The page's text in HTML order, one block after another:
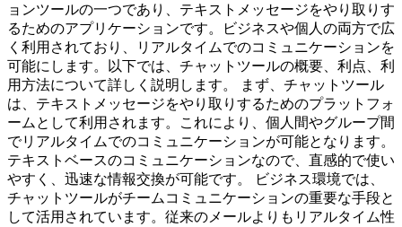
ョンツールの一つであり、テキストメッセージをやり取りす
るためのアプリケーションです。ビジネスや個人の両方で広
く利用されており、リアルタイムでのコミュニケーションを
可能にします。以下では、チャットツールの概要、利点、利
用方法について詳しく説明します。 まず、チャットツール
は、テキストメッセージをやり取りするためのプラットフォ
ームとして利用されます。これにより、個人間やグループ間
でリアルタイムでのコミュニケーションが可能となります。
テキストベースのコミュニケーションなので、直感的で使い
やすく、迅速な情報交換が可能です。 ビジネス環境では、
チャットツールがチームコミュニケーションの重要な手段と
して活用されています。従来のメールよりもリアルタイム性